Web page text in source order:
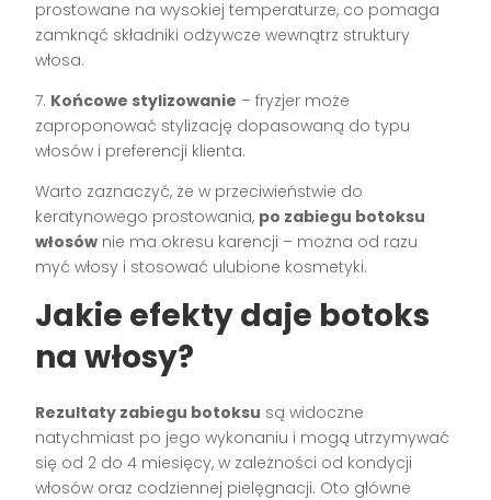
prostowane na wysokiej temperaturze, co pomaga
zamknąć składniki odżywcze wewnątrz struktury
włosa.
7. Końcowe stylizowanie – fryzjer może
zaproponować stylizację dopasowaną do typu
włosów i preferencji klienta.
Warto zaznaczyć, że w przeciwieństwie do
keratynowego prostowania, po zabiegu botoksu
włosów nie ma okresu karencji – można od razu
myć włosy i stosować ulubione kosmetyki.
Jakie efekty daje botoks
na włosy?
Rezultaty zabiegu botoksu są widoczne
natychmiast po jego wykonaniu i mogą utrzymywać
się od 2 do 4 miesięcy, w zależności od kondycji
włosów oraz codziennej pielęgnacji. Oto główne